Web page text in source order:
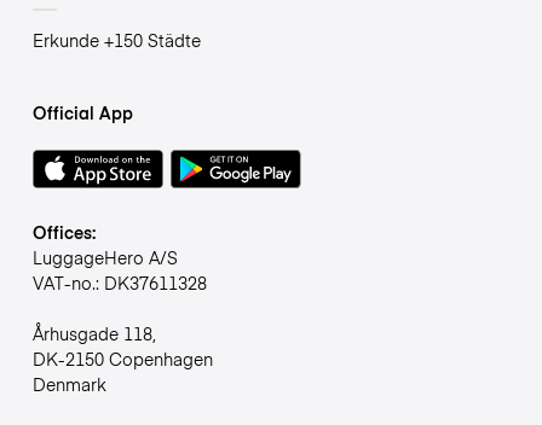
Erkunde +150 Städte
Official App
Offices:
LuggageHero A/S
VAT-no.: DK37611328
Århusgade 118,
DK-2150 Copenhagen
Denmark